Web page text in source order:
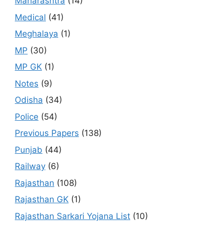
Medical (41)
Meghalaya (1)
MP (30)
MP GK (1)
Notes (9)
Odisha (34)
Police (54)
Previous Papers (138)
Punjab (44)
Railway (6)
Rajasthan (108)
Rajasthan GK (1)
Rajasthan Sarkari Yojana List (10)